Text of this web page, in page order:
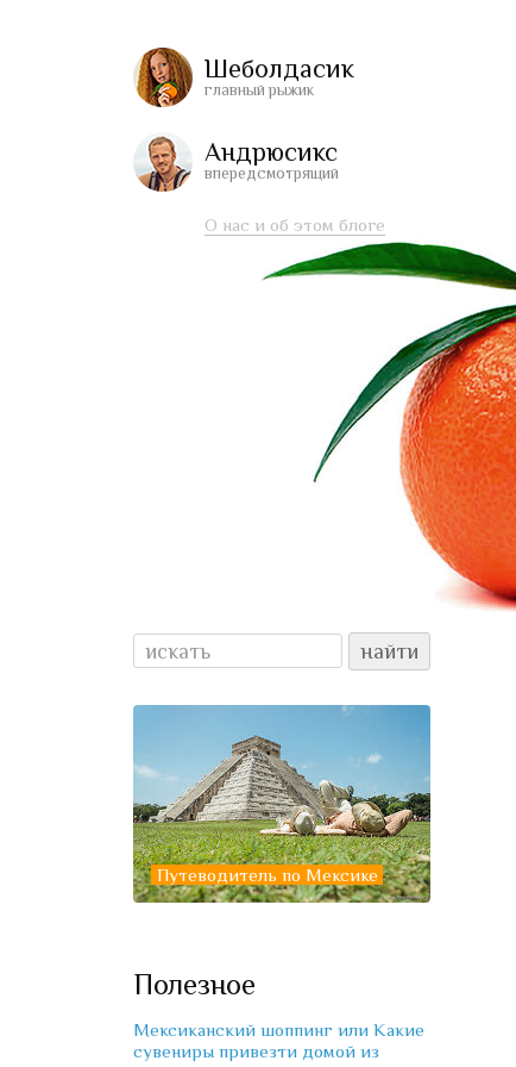
Шеболдасик
главный рыжик
Андрюсикс
впередсмотрящий
О нас и об этом блоге
Путеводитель по Мексике
Полезное
Мексиканский шоппинг или Какие
сувениры привезти домой из